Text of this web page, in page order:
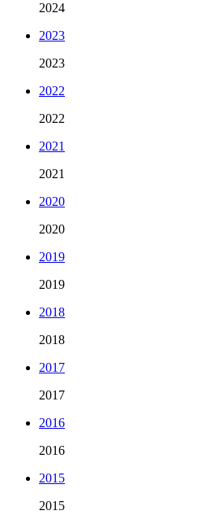
2024
2023
2023
2022
2022
2021
2021
2020
2020
2019
2019
2018
2018
2017
2017
2016
2016
2015
2015